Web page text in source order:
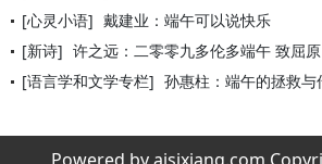
[心灵小语] 戴建业：端午可以说快乐
[新诗] 许之远：二零零九多伦多端午 致屈原
[语言学和文学专栏] 孙惠柱：端午的拯救与